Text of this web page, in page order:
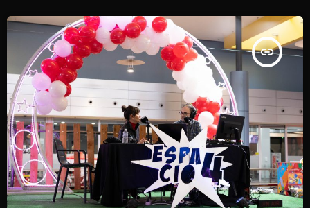
insert_link